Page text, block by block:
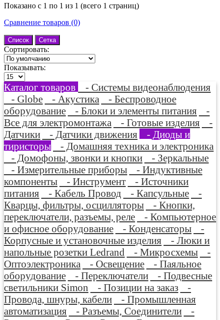
Показано с 1 по 1 из 1 (всего 1 страниц)
Сравнение товаров (0)
Список Сетка
Сортировать:
Показывать:
Каталог товаров
- Системы видеонаблюдения
- Globe
- Акустика
- Беспроводное
оборудование
- Блоки и элементы питания
-
Все для электромонтажа
- Готовые изделия
-
Датчики
- Датчики движения
- Диоды и
тиристоры
- Домашняя техника и электроника
- Домофоны, звонки и кнопки
- Зеркальные
- Измерительные приборы
- Индуктивные
компоненты
- Инструмент
- Источники
питания
- Кабель Провод - Капсульные
-
Кварцы, фильтры, осцилляторы
- Кнопки,
переключатели, разъемы, реле
- Компьютерное
и офисное оборудование
- Конденсаторы
-
Корпусные и установочные изделия
- Люки и
напольные розетки Ledrand
- Микросхемы
-
Оптоэлектроника
- Освещение
- Паяльное
оборудование
- Переключатели
- Подвесные
светильники Simon
- Позиции на заказ
-
Провода, шнуры, кабели
- Промышленная
автоматизация
- Разъемы, Соединители
-